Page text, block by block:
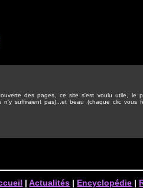
des pages, ce site s'est voulu utile, le
n'y suffiraient pas)...et beau (chaque clic vous
|Actualités | Encyclopédie |